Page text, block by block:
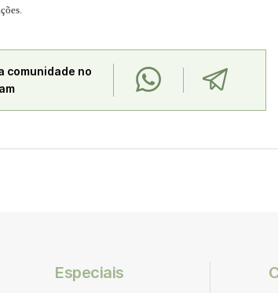
comunidade no
Especiais